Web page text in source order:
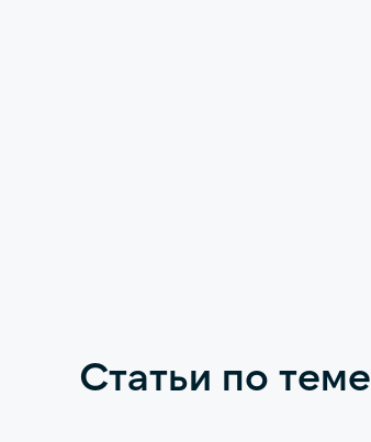
Статьи по теме